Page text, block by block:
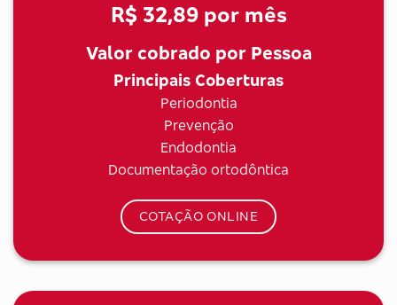
R$ 32,89por mês
Valor cobrado por Pessoa
Principais Coberturas
Periodontia
Prevenção
Endodontia
Documentação ortodôntica
COTAÇÃO ONLINE